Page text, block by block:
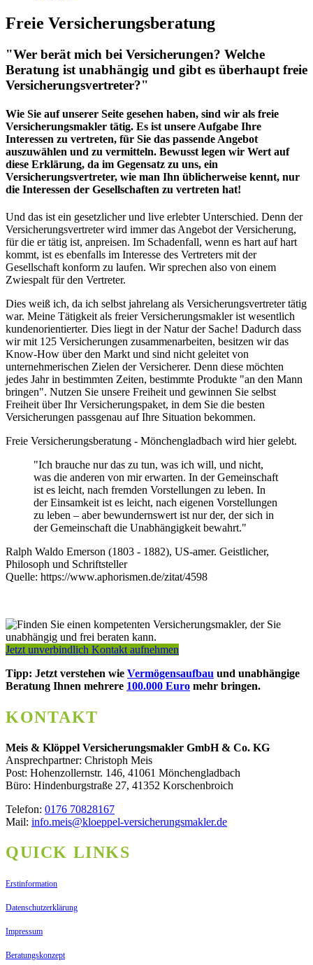
Freie Versicherungsberatung
"Wer berät mich bei Versicherungen? Welche
Beratung ist unabhängig und gibt es überhaupt freie
Versicherungsvertreter?"
Wie Sie auf unserer Seite gesehen haben, sind wir als freie
Versicherungsmakler tätig. Es ist unsere Aufgabe Ihre
Interessen zu vertreten, für Sie das passende Angebot
auszuwählen und zu vermitteln. Bewusst legen wir Wert auf
diese Erklärung, da im Gegensatz zu uns, ein
Versicherungsvertreter, wie man Ihn üblicherweise kennt, nur
die Interessen der Gesellschaften zu vertreten hat!
Und das ist ein gesetzlicher und live erlebter Unterschied. Denn der
Versicherungsvertreter wird immer das Angebot der Versicherung,
für die er tätig ist, anpreisen. Im Schadenfall, wenn es hart auf hart
kommt, ist es ebenfalls im Interesse des Vertreters mit der
Gesellschaft konform zu laufen. Wir sprechen also von einem
Zwiespalt für den Vertreter.
Dies weiß ich, da ich selbst jahrelang als Versicherungsvertreter tätig
war. Meine Tätigkeit als freier Versicherungsmakler ist wesentlich
kundenorientierter. Dies liegt in der Natur der Sache! Dadurch dass
wir mit 125 Versicherungen zusammenarbeiten, besitzen wir das
Know-How über den Markt und sind nicht geleitet von
unternehmerischen Zielen der Versicherer. Denn diese möchten
jedes Jahr in bestimmten Zeiten, bestimmte Produkte "an den Mann
bringen". Nutzen Sie unsere Freiheit und gewinnen Sie selbst
Freiheit über Ihr Versicherungspaket, in dem Sie die besten
Versicherungen passgenau auf Ihre Situation bekommen.
Freie Versicherungsberatung - Mönchengladbach wird hier gelebt.
"Ich brauche nur das zu tun, was ich will, und nicht,
was die anderen von mir erwarten. In der Gemeinschaft
ist es leicht, nach fremden Vorstellungen zu leben. In
der Einsamkeit ist es leicht, nach eigenen Vorstellungen
zu leben – aber bewundernswert ist nur der, der sich in
der Gemeinschaft die Unabhängigkeit bewahrt."
Ralph Waldo Emerson (1803 - 1882), US-amer. Geistlicher,
Philosoph und Schriftsteller
Quelle: https://www.aphorismen.de/zitat/4598
Jetzt unverbindlich Kontakt aufnehmen
Tipp: Jetzt verstehen wie Vermögensaufbau und unabhängige
Beratung Ihnen mehrere 100.000 Euro mehr bringen.
KONTAKT
Meis & Klöppel Versicherungsmakler GmbH & Co. KG
Ansprechpartner: Christoph Meis
Post: Hohenzollernstr. 146, 41061 Mönchengladbach
Büro: Hindenburgstraße 27, 41352 Korschenbroich
Telefon: 0176 70828167
Mail: info.meis@kloeppel-versicherungsmakler.de
QUICK LINKS
Erstinformation
Datenschutzerklärung
Impressum
Beratungskonzept